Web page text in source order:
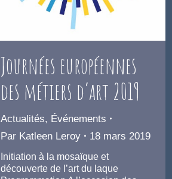
Journées européennes
des métiers d’art 2019
Actualités, Événements
Par Katleen Leroy 18 mars 2019
Initiation à la mosaïque et
découverte de l’art du laque